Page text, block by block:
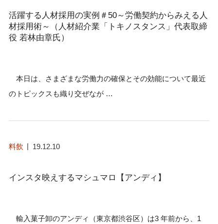
活躍する人材採用の実例＃50～労働契約からみえる人
材採用術～（人材紹介業「トキノスタンス」代表取締
役 若林由章氏）
本日は、さまざまな労働力の確保とその効能について最近
のトピックスも織り交ぜなが …
料飲 19.12.10
インスタ映えするマシュマロ【アンディ】
輸入菓子卸のアンディ（東京都渋谷区）は3 年前から、1